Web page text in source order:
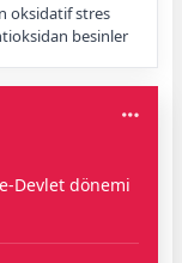
oksidatif stres
besinler
Devlet dönemi